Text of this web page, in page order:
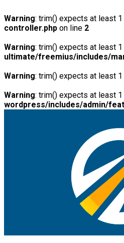
Warning: trim() expects at least
controller.php on line 2
Warning: trim() expects at least
ultimate/freemius/includes/
Warning: trim() expects at least
Warning: trim() expects at least
wordpress/includes/admin/